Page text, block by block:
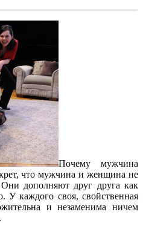
Почему мужчина
что мужчина и женщина не
дополняют друг друга как
У каждого своя, свойственная
и незаменима ничем